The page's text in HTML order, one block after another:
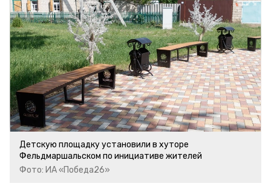
Детскую площадку установили в хуторе
Фельдмаршальском по инициативе жителей
Фото: ИА «Победа26»